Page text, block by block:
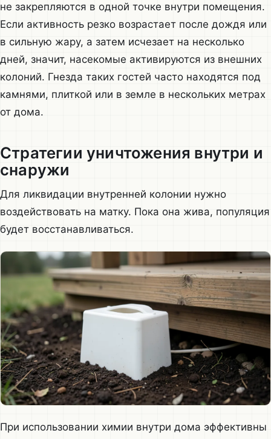
не закрепляются в одной точке внутри помещения.
Если активность резко возрастает после дождя или
в сильную жару, а затем исчезает на несколько
дней, значит, насекомые активируются из внешних
колоний. Гнезда таких гостей часто находятся под
камнями, плиткой или в земле в нескольких метрах
от дома.
Стратегии уничтожения внутри и
снаружи
Для ликвидации внутренней колонии нужно
воздействовать на матку. Пока она жива, популяция
будет восстанавливаться.
При использовании химии внутри дома эффективны